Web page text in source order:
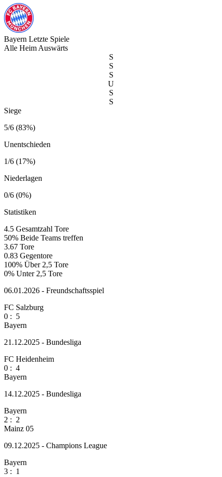
Bayern Letzte Spiele
Alle Heim Auswärts
S
S
S
U
S
S
Siege
5/6 (83%)
Unentschieden
1/6 (17%)
Niederlagen
0/6 (0%)
Statistiken
4.5 Gesamtzahl Tore
50% Beide Teams treffen
3.67 Tore
0.83 Gegentore
100% Über 2,5 Tore
0% Unter 2,5 Tore
06.01.2026 - Freundschaftsspiel
FC Salzburg
0 : 5
Bayern
21.12.2025 - Bundesliga
FC Heidenheim
0 : 4
Bayern
14.12.2025 - Bundesliga
Bayern
2 : 2
Mainz 05
09.12.2025 - Champions League
Bayern
3 : 1